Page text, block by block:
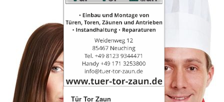
Tür Tor Zaun